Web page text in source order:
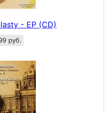
- EP (CD)
руб.